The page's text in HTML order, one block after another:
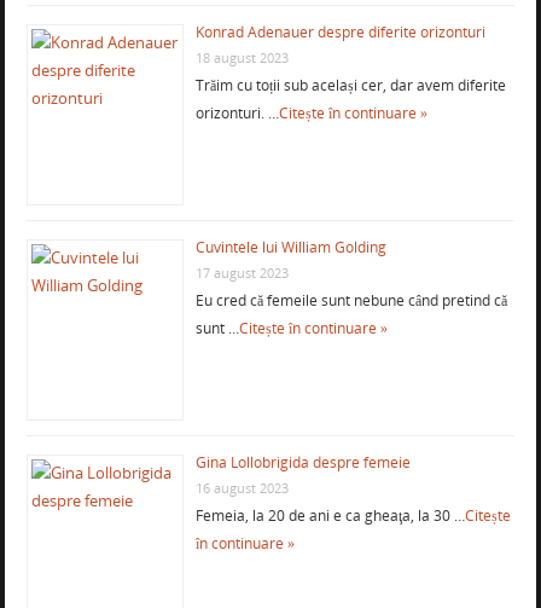
Konrad Adenauer despre diferite orizonturi
18 august 2023
Trăim cu toții sub același cer, dar avem diferite
orizonturi. …Citește în continuare »
Cuvintele lui William Golding
17 august 2023
Eu cred că femeile sunt nebune când pretind că
sunt …Citește în continuare »
Gina Lollobrigida despre femeie
16 august 2023
Femeia, la 20 de ani e ca gheaţa, la 30 …Citește
în continuare »